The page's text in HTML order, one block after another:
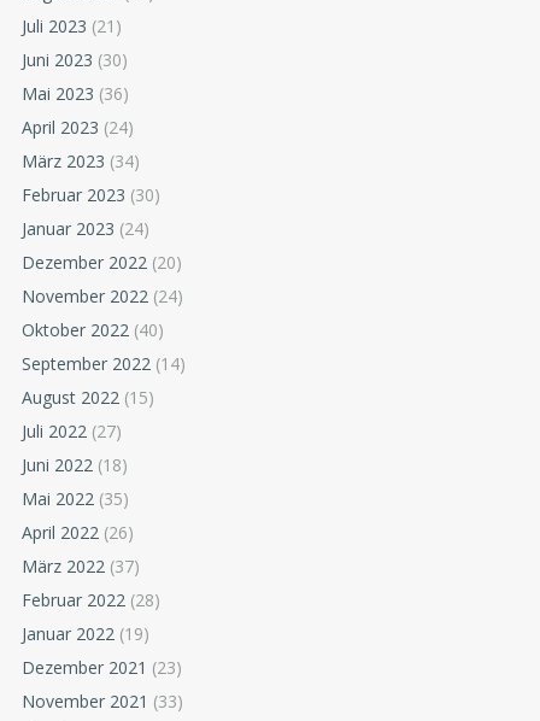
Juli 2023 (21)
Juni 2023 (30)
Mai 2023 (36)
April 2023 (24)
März 2023 (34)
Februar 2023 (30)
Januar 2023 (24)
Dezember 2022 (20)
November 2022 (24)
Oktober 2022 (40)
September 2022 (14)
August 2022 (15)
Juli 2022 (27)
Juni 2022 (18)
Mai 2022 (35)
April 2022 (26)
März 2022 (37)
Februar 2022 (28)
Januar 2022 (19)
Dezember 2021 (23)
November 2021 (33)